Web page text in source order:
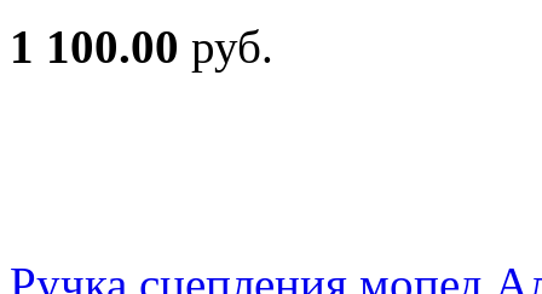
1 100.00 руб.
Ручка сцепления мопед